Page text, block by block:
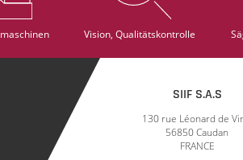
Vision, Qualitätskontrolle
SIIF S.A.S
130 rue Léonard de
56850 Caudan
FRANCE